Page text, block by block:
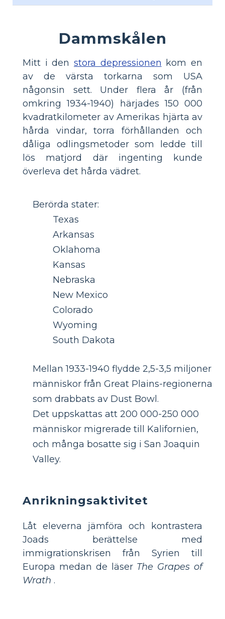
Dammskålen
Mitt i den stora depressionen kom en
av de värsta torkarna som USA
någonsin sett. Under flera år (från
omkring 1934-1940) härjades 150 000
kvadratkilometer av Amerikas hjärta av
hårda vindar, torra förhållanden och
dåliga odlingsmetoder som ledde till
lös matjord där ingenting kunde
överleva det hårda vädret.
Berörda stater:
Texas
Arkansas
Oklahoma
Kansas
Nebraska
New Mexico
Colorado
Wyoming
South Dakota
Mellan 1933-1940 flydde 2,5-3,5 miljoner
människor från Great Plains-regionerna
som drabbats av Dust Bowl.
Det uppskattas att 200 000-250 000
människor migrerade till Kalifornien,
och många bosatte sig i San Joaquin
Valley.
Anrikningsaktivitet
Låt eleverna jämföra och kontrastera
Joads berättelse med
immigrationskrisen från Syrien till
Europa medan de läser The Grapes of
Wrath .